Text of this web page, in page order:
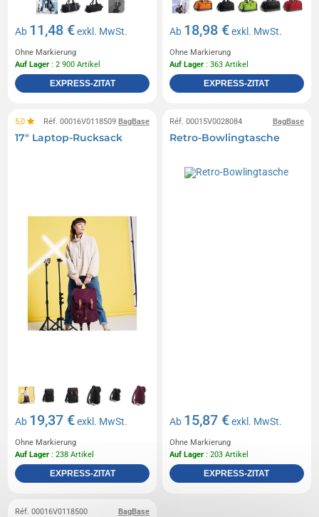
Ab 11,48 €exkl. MwSt.
Ohne Markierung
Auf Lager : 2 900 Artikel
EXPRESS-ZITAT
Ab 18,98 €exkl. MwSt.
Ohne Markierung
Auf Lager : 363 Artikel
EXPRESS-ZITAT
BagBase
5,0 Réf. 00016V0118509
17" Laptop-Rucksack
Ab 19,37 €exkl. MwSt.
Ohne Markierung
Auf Lager : 238 Artikel
EXPRESS-ZITAT
BagBase
Réf. 00015V0028084
Retro-Bowlingtasche
Ab 15,87 €exkl. MwSt.
Ohne Markierung
Auf Lager : 203 Artikel
EXPRESS-ZITAT
BagBase
Réf. 00016V0118500